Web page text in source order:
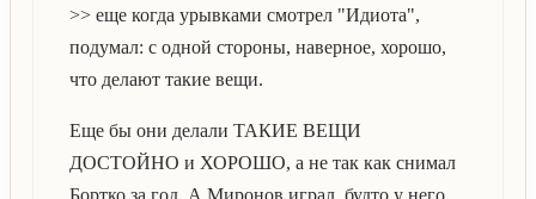
>> еще когда урывками смотрел "Идиота",
подумал: с одной стороны, наверное, хорошо,
что делают такие вещи.
Еще бы они делали ТАКИЕ ВЕЩИ
ДОСТОЙНО и ХОРОШО, а не так как снимал
Бортко за год. А Миронов играл, будто у него